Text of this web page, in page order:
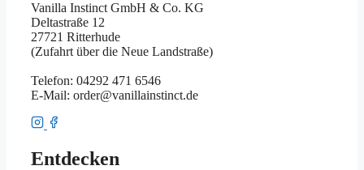
Vanilla Instinct GmbH & Co. KG
Deltastraße 12
27721 Ritterhude
(Zufahrt über die Neue Landstraße)
Telefon: 04292 471 6546
E-Mail: order@vanillainstinct.de
Entdecken